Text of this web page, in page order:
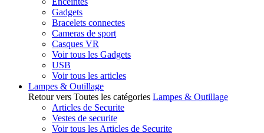
Gadgets
Bracelets connectes
Cameras de sport
Casques VR
Voir tous les Gadgets
USB
Voir tous les articles
Lampes & Outillage
Retour vers Toutes les catégories Lampes & Outillage
Articles de Securite
Vestes de securite
Voir tous les Articles de Securite